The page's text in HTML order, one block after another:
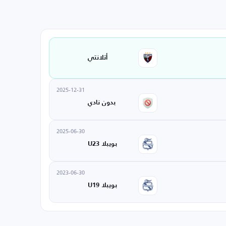
أتلانتي
2025-12-31
بدون نادي
2025-06-30
بويبلا U23
2023-06-30
بويبلا U19